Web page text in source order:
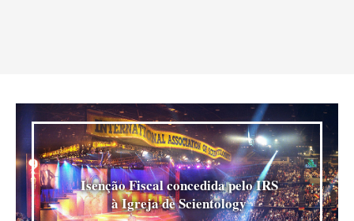
Isenção Fiscal concedida pelo IRS
à Igreja de Scientology